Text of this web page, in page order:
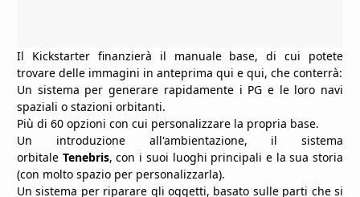
Il Kickstarter finanzierà il manuale base, di cui potete
trovare delle immagini in anteprima qui e qui, che conterrà:
Un sistema per generare rapidamente i PG e le loro navi
spaziali o stazioni orbitanti.
Più di 60 opzioni con cui personalizzare la propria base.
Un introduzione all'ambientazione, il sistema
orbitale Tenebris, con i suoi luoghi principali e la sua storia
(con molto spazio per personalizzarla).
Un sistema per riparare gli oggetti, basato sulle parti che si